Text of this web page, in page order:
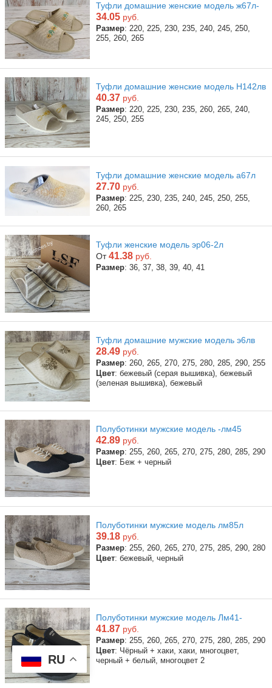
RU
Туфли домашние женские модель ж67л-
34.05 руб.
Размер: 220, 225, 230, 235, 240, 245, 250,
255, 260, 265
Туфли домашние женские модель Н142лв
40.37 руб.
Размер: 220, 225, 230, 235, 260, 265, 240,
245, 250, 255
Туфли домашние женские модель а67л
27.70 руб.
Размер: 225, 230, 235, 240, 245, 250, 255,
260, 265
Туфли женские модель эр06-2л
От41.38 руб.
Размер: 36, 37, 38, 39, 40, 41
Туфли домашние мужские модель э6лв
28.49 руб.
Размер: 260, 265, 270, 275, 280, 285, 290, 255
Цвет: бежевый (серая вышивка), бежевый
(зеленая вышивка), бежевый
Полуботинки мужские модель -лм45
42.89 руб.
Размер: 255, 260, 265, 270, 275, 280, 285, 290
Цвет: Беж + черный
Полуботинки мужские модель лм85л
39.18 руб.
Размер: 255, 260, 265, 270, 275, 285, 290, 280
Цвет: бежевый, черный
Полуботинки мужские модель Лм41-
41.87 руб.
Размер: 255, 260, 265, 270, 275, 280, 285, 290
Цвет: Чёрный + хаки, хаки, многоцвет,
черный + белый, многоцвет 2